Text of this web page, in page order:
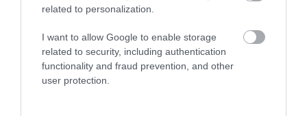
related to personalization.
I want to allow Google to enable storage
related to security, including authentication
functionality and fraud prevention, and other
user protection.